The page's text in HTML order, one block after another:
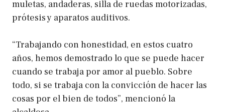
muletas, andaderas, silla de ruedas motorizadas,
prótesis y aparatos auditivos.
“Trabajando con honestidad, en estos cuatro
años, hemos demostrado lo que se puede hacer
cuando se trabaja por amor al pueblo. Sobre
todo, si se trabaja con la convicción de hacer las
cosas por el bien de todos”, mencionó la